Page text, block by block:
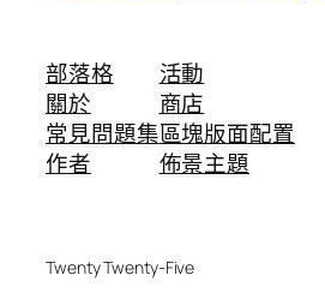
部落格
關於
常見問題集
作者
活動
商店
區塊版面配置
佈景主題
Twenty Twenty-Five